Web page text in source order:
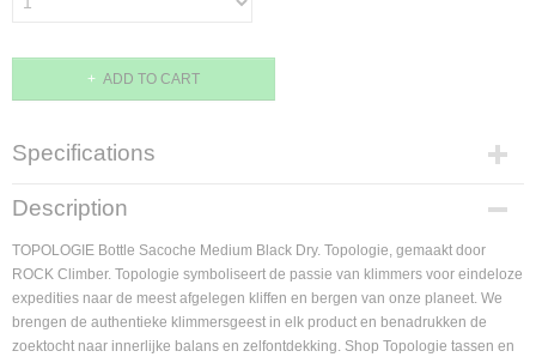
ADD TO CART
Specifications
Product code
4895227948961
EAN code
4895227948961
Supplier product code
TP-WBA-BS2-BLK-32
Description
TOPOLOGIE Bottle Sacoche Medium Black Dry. Topologie, gemaakt door
ROCK Climber. Topologie symboliseert de passie van klimmers voor eindeloze
expedities naar de meest afgelegen kliffen en bergen van onze planeet. We
brengen de authentieke klimmersgeest in elk product en benadrukken de
zoektocht naar innerlijke balans en zelfontdekking. Shop Topologie tassen en